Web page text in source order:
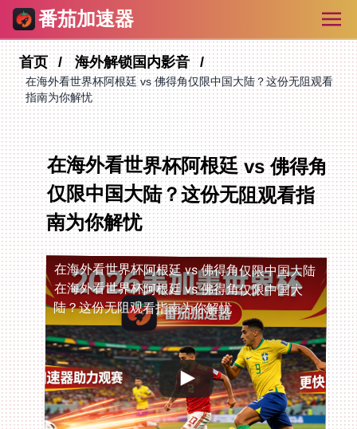
番茄加速器
首页 海外解锁国内影音
在海外看世界杯阿根廷 vs 佛得角仅限中国大陆？这份无阻观看
指南为你解忧
在海外看世界杯阿根廷 vs 佛得角
仅限中国大陆？这份无阻观看指
南为你解忧
在海外看世界杯阿根廷 vs 佛得角仅限中国大陆
在海外看世界杯阿根廷 vs 佛得角仅限中国大
陆？这份无阻观看指南为你解忧